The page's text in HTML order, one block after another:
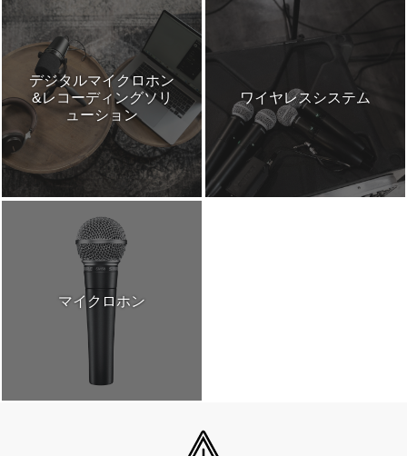
デジタルマイクロホン
&レコーディングソリ
ューション
ワイヤレスシステム
マイクロホン